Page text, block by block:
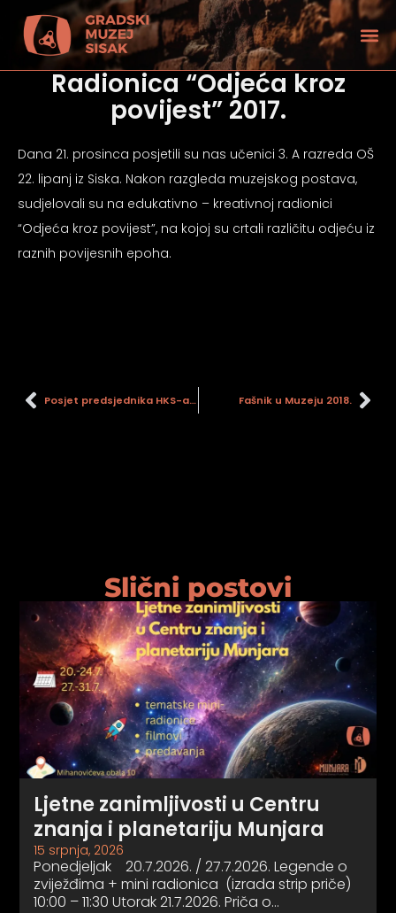
Radionica “Odjeća kroz
povijest” 2017.
Dana 21. prosinca posjetili su nas učenici 3. A razreda OŠ
22. lipanj iz Siska. Nakon razgleda muzejskog postava,
sudjelovali su na edukativno – kreativnoj radionici
“Odjeća kroz povijest”, na kojoj su crtali različitu odjeću iz
raznih povijesnih epoha.
Posjet predsjednika HKS-a, Stojka Vrankovića, Gradskom muzeju Sisak Fašnik u Muzeju 2018.
Slični postovi
Ljetne zanimljivosti u Centru
znanja i planetariju Munjara
15 srpnja, 2026
Ponedjeljak 20.7.2026. / 27.7.2026. Legende o
zviježđima + mini radionica (izrada strip priče)
10:00 – 11:30 Utorak 21.7.2026. Priča o…